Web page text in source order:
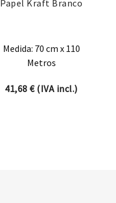
Papel Kraft Branco
Medida: 70 cm x 110
Metros
41,68€(IVA incl.)